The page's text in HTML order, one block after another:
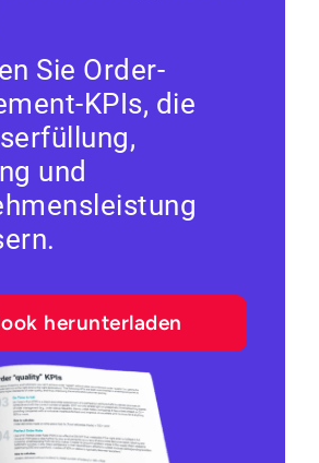
Sie Order-
KPIs, die
und
herunterladen